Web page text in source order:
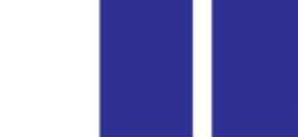
บริษัท อิมเมจ ฟิวเจอร์ (ป